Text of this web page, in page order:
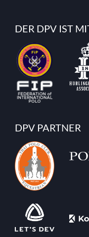
DER DPV IST
DPV PARTNER